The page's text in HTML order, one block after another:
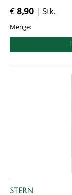
€8,90 | Stk.
Menge:
STERN